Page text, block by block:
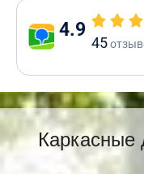
4.9
45
Каркасные